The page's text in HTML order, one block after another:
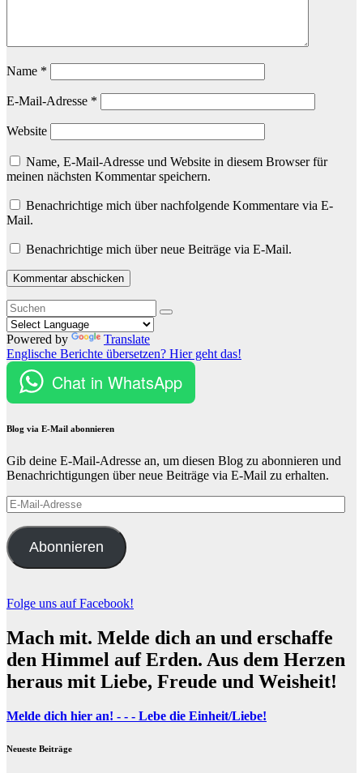
Name *
E-Mail-Adresse *
Website
Name, E-Mail-Adresse und Website in diesem Browser für
meinen nächsten Kommentar speichern.
Benachrichtige mich über nachfolgende Kommentare via E-
Mail.
Benachrichtige mich über neue Beiträge via E-Mail.
Powered by
Translate
Englische Berichte übersetzen? Hier geht das!
Chat in WhatsApp
Blog via E-Mail abonnieren
Gib deine E-Mail-Adresse an, um diesen Blog zu abonnieren und
Benachrichtigungen über neue Beiträge via E-Mail zu erhalten.
E-
Mail-
Adresse
Abonnieren
Folge uns auf Facebook!
Mach mit. Melde dich an und erschaffe
den Himmel auf Erden. Aus dem Herzen
heraus mit Liebe, Freude und Weisheit!
Melde dich hier an! - - - Lebe die Einheit/Liebe!
Neueste Beiträge